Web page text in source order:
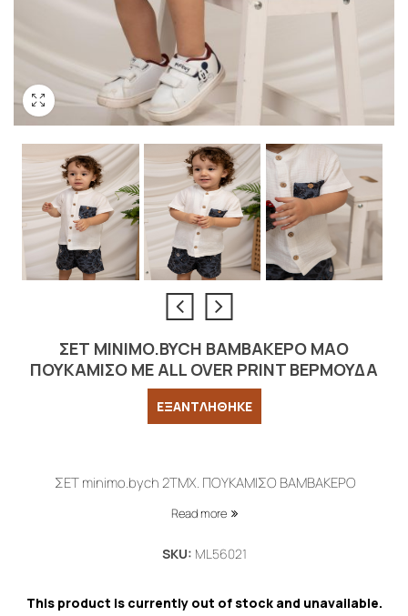
ΣΕΤ MINIMO.BYCH ΒΑΜΒΑΚΕΡΟ ΜΑΟ
ΠΟΥΚΑΜΙΣΟ ΜΕ ALL OVER PRINT ΒΕΡΜΟΥΔΑ
ΕΞΑΝΤΛΗΘΗΚΕ
ΣΕΤ minimo.bych 2ΤΜΧ. ΠΟΥΚΑΜΙΣΟ ΒΑΜΒΑΚΕΡΟ
Read more
SKU: ML56021
This product is currently out of stock and unavailable.